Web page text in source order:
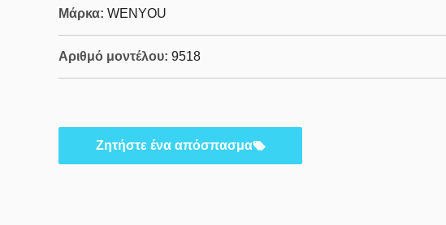
Μάρκα: WENYOU
Αριθμό μοντέλου: 9518
Ζητήστε ένα απόσπασμα